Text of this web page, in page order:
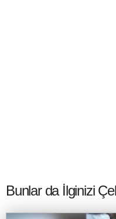
Bunlar da İlginizi